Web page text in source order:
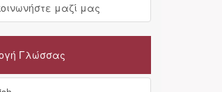
μαζί μας
Γλώσσας